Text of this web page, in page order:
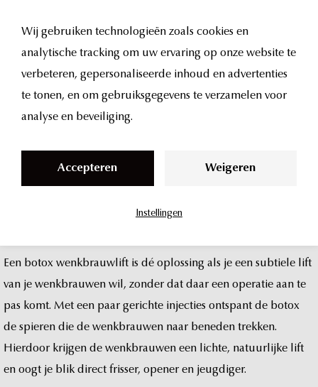
e
n
wenkbrauwlift
botox
bijUMAClinic
amsterdam
Een botox wenkbrauwlift is dé oplossing als je een subtiele
lift
van je wenkbrauwen wil, zonder dat daar een operatie aan te
pas komt. Met een paar gerichte injecties ontspant de botox
de spieren die de wenkbrauwen naar beneden trekken.
Hierdoor krijgen de wenkbrauwen een lichte, natuurlijke
lift
en oogt je blik direct frisser, opener en jeugdiger.
Wij gebruiken technologieën zoals cookies en
analytische tracking om uw ervaring op onze website te
verbeteren, gepersonaliseerde inhoud en advertenties
te tonen, en om gebruiksgegevens te verzamelen voor
analyse en beveiliging.
Accepteren Weigeren
Instellingen